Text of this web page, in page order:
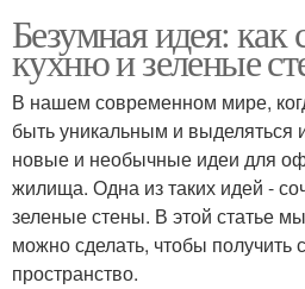
Безумная идея: как
кухню и зеленые
В нашем современном мире,
быть уникальным и выделяться
новые и необычные идеи для
жилища. Одна из таких идей -
зеленые стены. В этой статье
можно сделать, чтобы получить
пространство.